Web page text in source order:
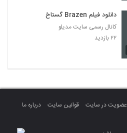
دانلود فیلم Brazen گستاخ
کانال رسمی سایت مدیلو
۲۲ بازدید
عضویت در سایت قوانین سایت
درباره ما